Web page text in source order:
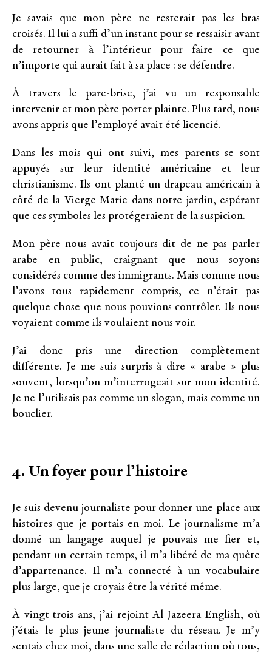
Je savais que mon père ne resterait pas les bras
croisés. Il lui a suffi d’un instant pour se ressaisir avant
de retourner à l’intérieur pour faire ce que
n’importe qui aurait fait à sa place : se défendre.
À travers le pare-brise, j’ai vu un responsable
intervenir et mon père porter plainte. Plus tard, nous
avons appris que l’employé avait été licencié.
Dans les mois qui ont suivi, mes parents se sont
appuyés sur leur identité américaine et leur
christianisme. Ils ont planté un drapeau américain à
côté de la Vierge Marie dans notre jardin, espérant
que ces symboles les protégeraient de la suspicion.
Mon père nous avait toujours dit de ne pas parler
arabe en public, craignant que nous soyons
considérés comme des immigrants. Mais comme nous
l’avons tous rapidement compris, ce n’était pas
quelque chose que nous pouvions contrôler. Ils nous
voyaient comme ils voulaient nous voir.
J’ai donc pris une direction complètement
différente. Je me suis surpris à dire « arabe » plus
souvent, lorsqu’on m’interrogeait sur mon identité.
Je ne l’utilisais pas comme un slogan, mais comme un
bouclier.
4. Un foyer pour l’histoire
Je suis devenu journaliste pour donner une place aux
histoires que je portais en moi. Le journalisme m’a
donné un langage auquel je pouvais me fier et,
pendant un certain temps, il m’a libéré de ma quête
d’appartenance. Il m’a connecté à un vocabulaire
plus large, que je croyais être la vérité même.
À vingt-trois ans, j’ai rejoint Al Jazeera English, où
j’étais le plus jeune journaliste du réseau. Je m’y
sentais chez moi, dans une salle de rédaction où tous,